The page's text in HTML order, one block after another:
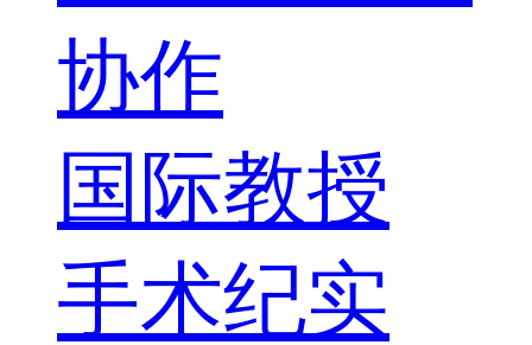
协作
国际教授
手术纪实